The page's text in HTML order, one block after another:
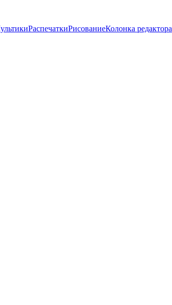
РаспечаткиРисованиеКолонка редактора